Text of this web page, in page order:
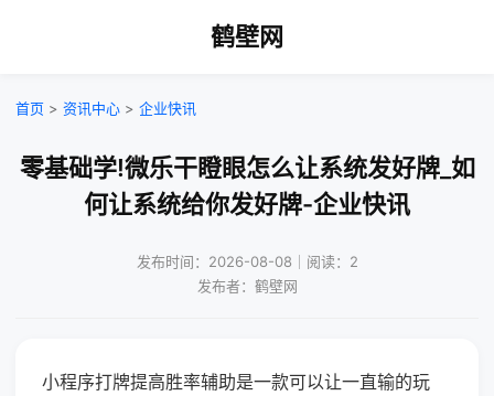
鹤壁网
首页 > 资讯中心 > 企业快讯
零基础学!微乐干瞪眼怎么让系统发好牌_如
何让系统给你发好牌-企业快讯
发布时间：2026-08-08｜阅读：2
发布者：鹤壁网
小程序打牌提高胜率辅助是一款可以让一直输的玩